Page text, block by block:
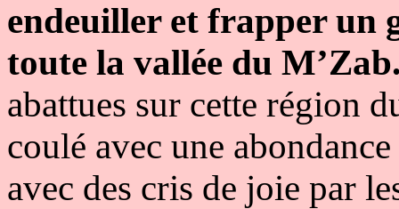
endeuiller et frapper un
toute la vallée du
abattues sur cette région
coulé avec une
avec des cris de joie par